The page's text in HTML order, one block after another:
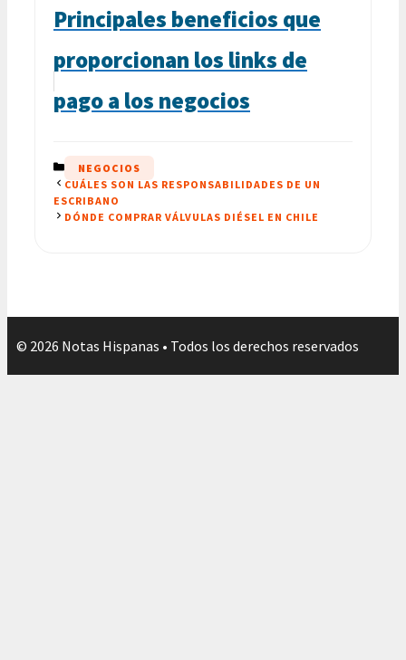
Principales beneficios que
proporcionan los links de
pago a los negocios
CATEGORÍAS
NEGOCIOS
CUÁLES SON LAS RESPONSABILIDADES DE UN
ESCRIBANO
DÓNDE COMPRAR VÁLVULAS DIÉSEL EN CHILE
© 2026 Notas Hispanas • Todos los derechos reservados